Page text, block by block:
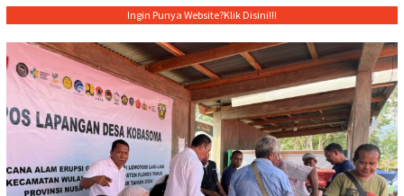
Ingin Punya Website?Klik Disini!!!